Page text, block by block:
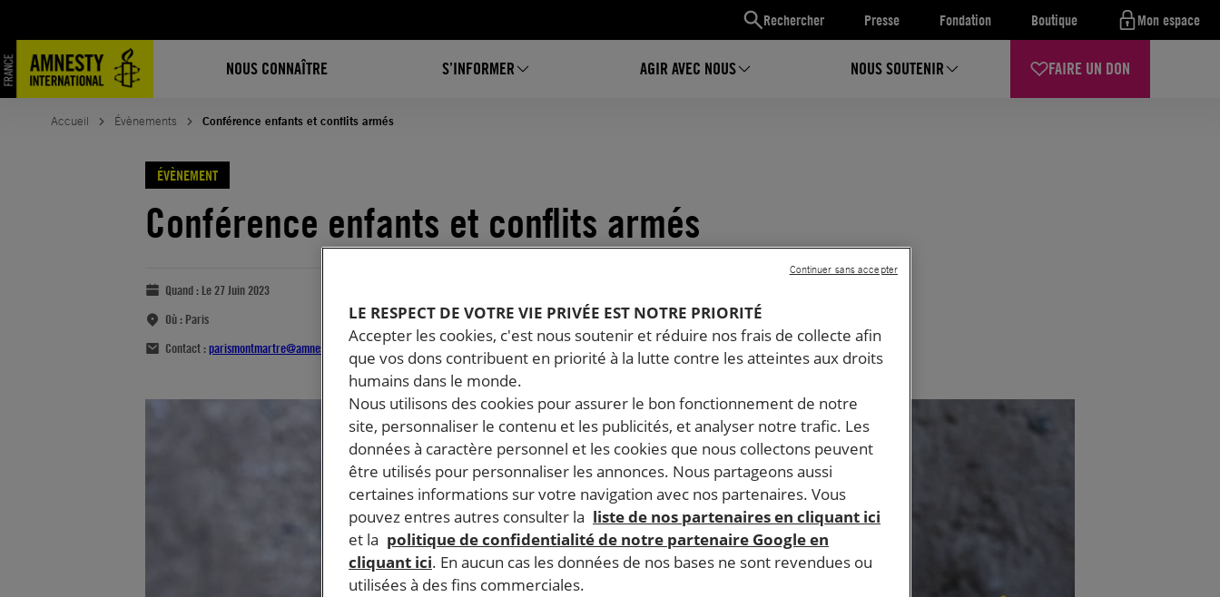
Rechercher Presse Fondation Boutique Mon espace
NOUS CONNAÎTRE S’INFORMER AGIR AVEC NOUS NOUS SOUTENIR FAIRE UN DON
Accueil Évènements Conférence enfants et conflits armés
ÉVÈNEMENT
Conférence enfants et conflits armés
Quand : Le 27 Juin 2023
Où : Paris
Contact :parismontmartre@amnestyfrance.fr
LE RESPECT DE VOTRE VIE PRIVÉE EST NOTRE PRIORITÉ
Accepter les cookies, c'est nous soutenir et réduire nos frais de collecte afin
que vos dons contribuent en priorité à la lutte contre les atteintes aux droits
humains dans le monde.
Nous utilisons des cookies pour assurer le bon fonctionnement de notre
site, personnaliser le contenu et les publicités, et analyser notre trafic. Les
données à caractère personnel et les cookies que nous collectons peuvent
être utilisés pour personnaliser les annonces. Nous partageons aussi
certaines informations sur votre navigation avec nos partenaires. Vous
pouvez entres autres consulter la liste de nos partenaires en cliquant ici
et la politique de confidentialité de notre partenaire Google en
cliquant ici. En aucun cas les données de nos bases ne sont revendues ou
utilisées à des fins commerciales.
Continuer sans accepter